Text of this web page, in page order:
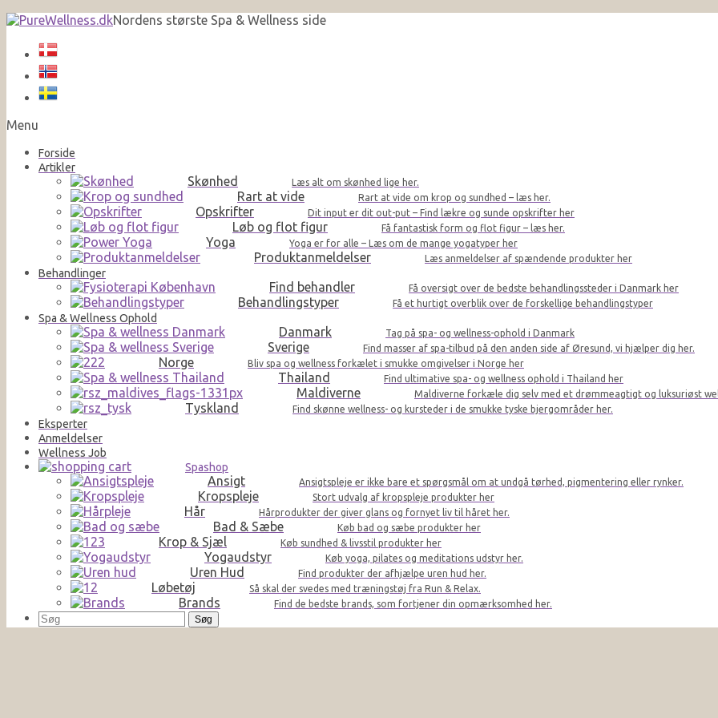
Nordens største Spa & Wellness side
Menu
Forside
Artikler
Skønhed Læs alt om skønhed lige her.
Rart at vide Rart at vide om krop og sundhed – læs her.
Opskrifter Dit input er dit out-put – Find lækre og sunde opskrifter her
Løb og flot figur Få fantastisk form og flot figur – læs her.
Yoga Yoga er for alle – Læs om de mange yogatyper her
Produktanmeldelser Læs anmeldelser af spændende produkter her
Behandlinger
Find behandler Få oversigt over de bedste behandlingssteder i Danmark her
Behandlingstyper Få et hurtigt overblik over de forskellige behandlingstyper
Spa & Wellness Ophold
Danmark Tag på spa- og wellness-ophold i Danmark
Sverige Find masser af spa-tilbud på den anden side af Øresund, vi hjælper dig her.
Norge Bliv spa og wellness forkælet i smukke omgivelser i Norge her
Thailand Find ultimative spa- og wellness ophold i Thailand her
Maldiverne Maldiverne forkæle dig selv med et drømmeagtigt og luksuriøst
Tyskland Find skønne wellness- og kursteder i de smukke tyske bjergområder her.
Eksperter
Anmeldelser
Wellness Job
Spashop
Ansigt Ansigtspleje er ikke bare et spørgsmål om at undgå tørhed, pigmentering eller rynker.
Kropspleje Stort udvalg af kropspleje produkter her
Hår Hårprodukter der giver glans og fornyet liv til håret her.
Bad & Sæbe Køb bad og sæbe produkter her
Krop & Sjæl Køb sundhed & livsstil produkter her
Yogaudstyr Køb yoga, pilates og meditations udstyr her.
Uren Hud Find produkter der afhjælpe uren hud her.
Løbetøj Så skal der svedes med træningstøj fra Run & Relax.
Brands Find de bedste brands, som fortjener din opmærksomhed her.
Søg
efter: